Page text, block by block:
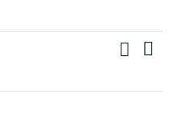
Suche
Liste